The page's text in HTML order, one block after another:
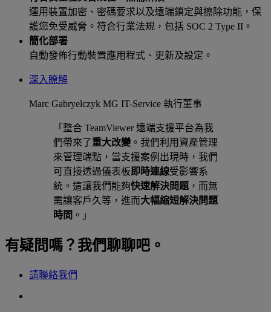
運用裝置加密、密碼要求以及遠端鎖定與擦除功能，保
護您免受威脅。符合行業法規，包括 SOC 2 Type II。
簡化部署
自動發佈行動裝置應用程式、更新及設定。
深入瞭解
Marc Gabryelczyk MG IT-Service 執行董事
「整合 TeamViewer 遠端支援平台為我
們帶來了重大改變 。我們利用資產管理
來管理端點，當支援案例出現時，我們
可直接透過儀表板即時連線受影響系
統。這讓我們能夠快速解決問題 ，而無
需讓客戶久等，進而大幅縮短解決問題
時間 。」
有疑問嗎？我們聊聊吧。
請聯絡我們